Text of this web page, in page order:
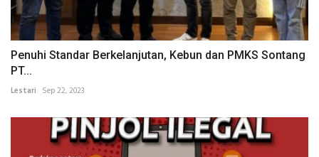
Penuhi Standar Berkelanjutan, Kebun dan PMKS Sontang
PT...
Lestari Sep 22, 2023